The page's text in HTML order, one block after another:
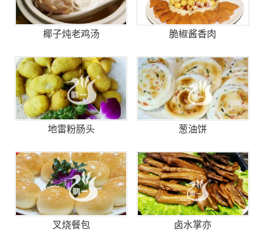
椰子炖老鸡汤 脆椒酱香肉
地雷粉肠头 葱油饼
叉烧餐包 卤水掌亦